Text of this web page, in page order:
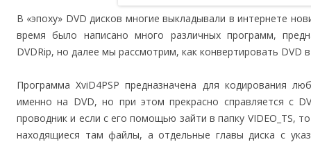
В «эпоху» DVD дисков многие выкладывали в интернете
время было написано много различных программ,
DVDRip, но далее мы рассмотрим, как конвертировать DVD
Программа XviD4PSP предназначена для кодирования
именно на DVD, но при этом прекрасно справляется с
проводник и если с его помощью зайти в папку VIDEO_TS,
находящиеся там файлы, а отдельные главы диска с